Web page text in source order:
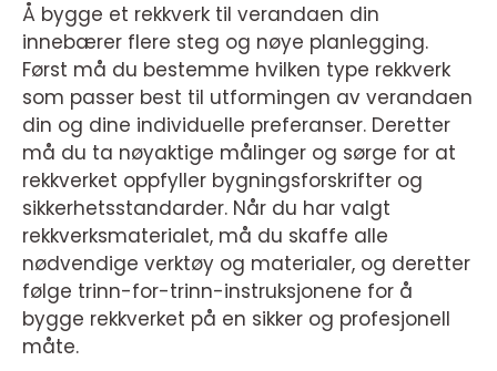
Å bygge et rekkverk til verandaen din
innebærer flere steg og nøye planlegging.
Først må du bestemme hvilken type rekkverk
som passer best til utformingen av verandaen
din og dine individuelle preferanser. Deretter
må du ta nøyaktige målinger og sørge for at
rekkverket oppfyller bygningsforskrifter og
sikkerhetsstandarder. Når du har valgt
rekkverksmaterialet, må du skaffe alle
nødvendige verktøy og materialer, og deretter
følge trinn-for-trinn-instruksjonene for å
bygge rekkverket på en sikker og profesjonell
måte.